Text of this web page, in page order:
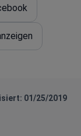
01/25/2019